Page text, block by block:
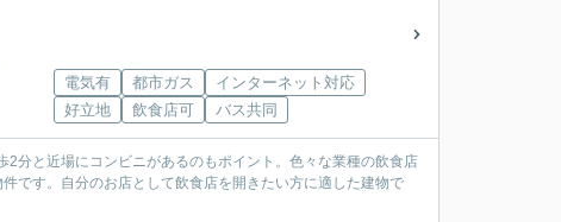
電気有 都市ガス
インターネット対応
好立地
飲食店可 バス共同
2分と近場にコンビニがあるのもポイント。色々な業種の飲食店
です。自分のお店として飲食店を開きたい方に適した建物で